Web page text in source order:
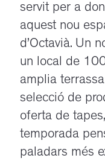
servit per a
aquest nou
d’Octavià. Un
un local de
amplia
selecció de
oferta de
temporada
paladars més